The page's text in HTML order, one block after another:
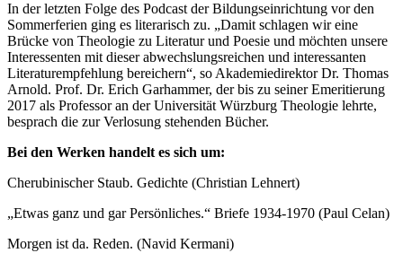
In der letzten Folge des Podcast der Bildungseinrichtung vor den
Sommerferien ging es literarisch zu. „Damit schlagen wir eine
Brücke von Theologie zu Literatur und Poesie und möchten unsere
Interessenten mit dieser abwechslungsreichen und interessanten
Literaturempfehlung bereichern“, so Akademiedirektor Dr. Thomas
Arnold. Prof. Dr. Erich Garhammer, der bis zu seiner Emeritierung
2017 als Professor an der Universität Würzburg Theologie lehrte,
besprach die zur Verlosung stehenden Bücher.
Bei den Werken handelt es sich um:
Cherubinischer Staub. Gedichte (Christian Lehnert)
„Etwas ganz und gar Persönliches.“ Briefe 1934-1970 (Paul Celan)
Morgen ist da. Reden. (Navid Kermani)